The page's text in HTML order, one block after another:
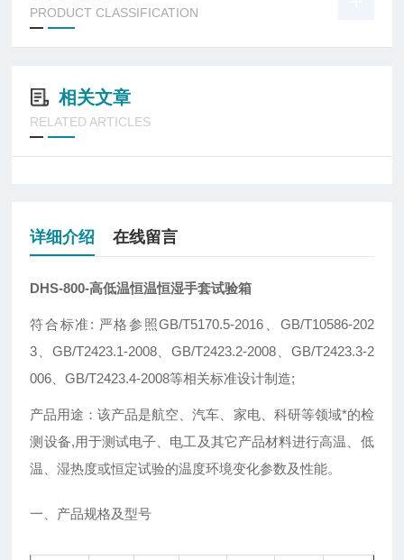
PRODUCT CLASSIFICATION
相关文章
RELATED ARTICLES
详细介绍 在线留言
DHS-800-高低温恒温恒湿手套试验箱
符合标准: 严格参照GB/T5170.5-2016、GB/T10586-202
3、GB/T2423.1-2008、GB/T2423.2-2008、GB/T2423.3-2
006 、GB/T2423.4-2008等相关标准设计制造;
产品用途：该产品是航空、汽车、家电、科研等领域*的检
测设备,用于测试电子、电工及其它产品材料进行高温、低
温、湿热度或恒定试验的温度环境变化参数及性能。
一、产品规格及型号